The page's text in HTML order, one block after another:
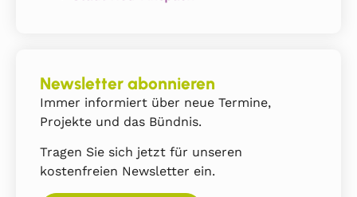
Newsletter abonnieren
Immer informiert über neue Termine,
Projekte und das Bündnis.
Tragen Sie sich jetzt für unseren
kostenfreien Newsletter ein.